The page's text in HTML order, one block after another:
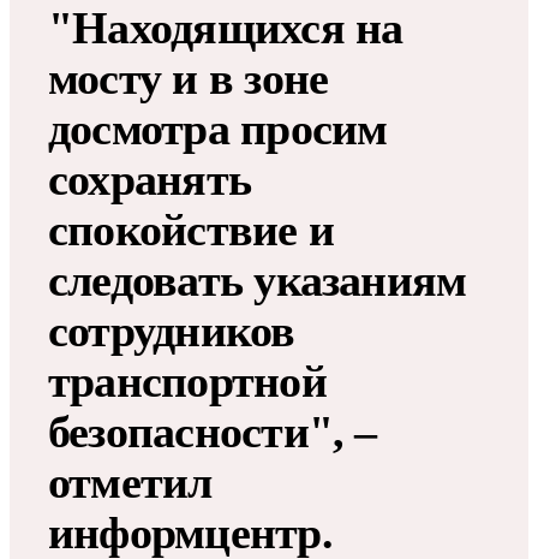
"Находящихся на
мосту и в зоне
досмотра просим
сохранять
спокойствие и
следовать указаниям
сотрудников
транспортной
безопасности", –
отметил
информцентр.